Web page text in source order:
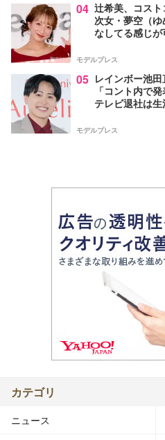
04 辻希美、コス
次女・夢空（
なしてる感じ
モデルプレス
05 レインボー池
「コント内で
テレビ退社は
モデルプレス
カテゴリ
ニュース